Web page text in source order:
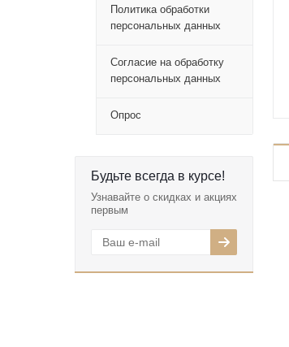
Политика обработки
персональных данных
Согласие на обработку
персональных данных
Опрос
Будьте всегда в курсе!
Узнавайте о скидках и акциях
первым